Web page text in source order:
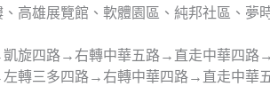
、高雄展覽館、軟體園區、純邦社區、夢
旋四路→右轉中華五路→直走中華四路
轉三多四路→右轉中華四路→直走中華